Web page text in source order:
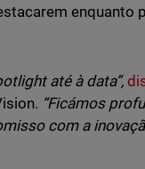
enquanto
até à data”,
“Ficámos
com a